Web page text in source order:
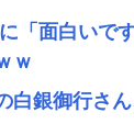
「面白いで
ｗ
白銀御行さ